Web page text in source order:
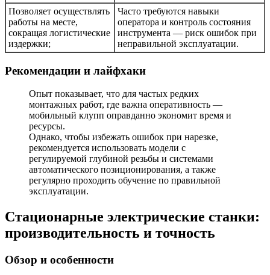
Позволяет осуществлять
работы на месте,
сокращая логистические
издержки;
Часто требуются навыки
оператора и контроль состояния
инструмента — риск ошибок при
неправильной эксплуатации.
Рекомендации и лайфхаки
Опыт показывает, что для частых редких
монтажных работ, где важна оперативность —
мобильный клупп оправданно экономит время и
ресурсы.
Однако, чтобы избежать ошибок при нарезке,
рекомендуется использовать модели с
регулируемой глубиной резьбы и системами
автоматического позиционирования, а также
регулярно проходить обучение по правильной
эксплуатации.
Стационарные электрические станки:
производительность и точность
Обзор и особенности